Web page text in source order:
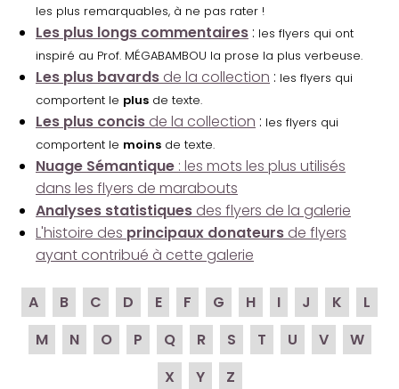
les plus remarquables, à ne pas rater !
Les plus longs commentaires : les flyers qui ont
inspiré au Prof. MÉGABAMBOU la prose la plus verbeuse.
Les plus bavards de la collection : les flyers qui
comportent le plus de texte.
Les plus concis de la collection : les flyers qui
comportent le moins de texte.
Nuage Sémantique : les mots les plus utilisés
dans les flyers de marabouts
Analyses statistiques des flyers de la galerie
L'histoire des principaux donateurs de flyers
ayant contribué à cette galerie
A B C D E F G H I J K
L
M
N O P Q R S T U V
W
X
Y Z